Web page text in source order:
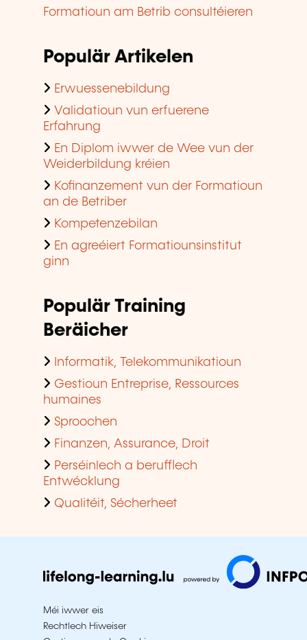
Formatioun am Betrib consultéieren
Populär Artikelen
Erwuessenebildung
Validatioun vun erfuerene
Erfahrung
En Diplom iwwer de Wee vun der
Weiderbildung kréien
Kofinanzement vun der Formatioun
an de Betriber
Kompetenzebilan
En agreéiert Formatiounsinstitut
ginn
Populär Training
Beräicher
Informatik, Telekommunikatioun
Gestioun Entreprise, Ressources
humaines
Sproochen
Finanzen, Assurance, Droit
Perséinlech a berufflech
Entwécklung
Qualitéit, Sécherheet
Méi iwwer eis
Rechtlech Hiweiser